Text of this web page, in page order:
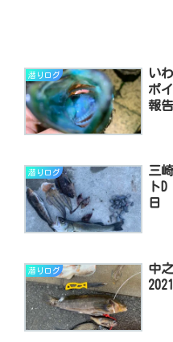
潜りログ
い
ポ
報
潜りログ
三
ト
日
潜りログ
中